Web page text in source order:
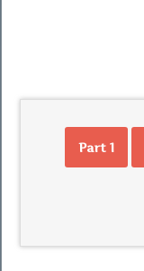
Part 1